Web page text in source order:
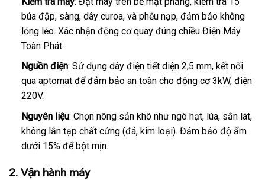
búa đập, sàng, dây curoa, và phễu nạp, đảm bảo không
lỏng lẻo. Xác nhận động cơ quay đúng chiều Điện Máy
Toàn Phát.
Nguồn điện: Sử dụng dây điện tiết diện 2,5 mm, kết nối
qua aptomat để đảm bảo an toàn cho động cơ 3kW, điện
220V.
Nguyên liệu: Chọn nông sản khô như ngô hạt, lúa, sắn lát,
không lẫn tạp chất cứng (đá, kim loại). Đảm bảo độ ẩm
dưới 15% để bột mịn.
2. Vận hành máy